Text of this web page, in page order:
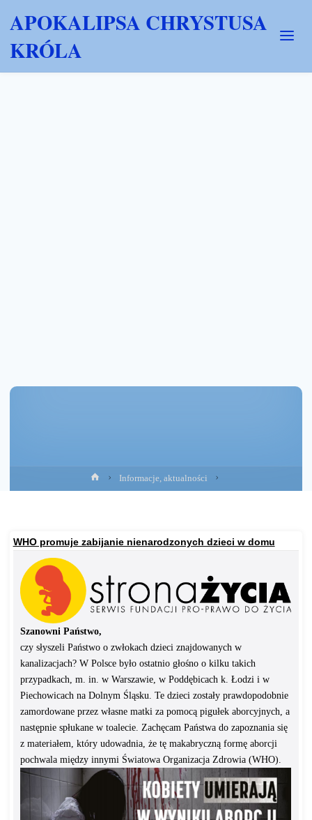
APOKALIPSA CHRYSTUSA
KRÓLA
Strona
główna
Informacje, aktualności
WHO promuje zabijanie nienarodzonych dzieci w domu
Szanowni Państwo,
czy słyszeli Państwo o zwłokach dzieci znajdowanych w
kanalizacjach? W Polsce było ostatnio głośno o kilku takich
przypadkach, m. in. w Warszawie, w Poddębicach k. Łodzi i w
Piechowicach na Dolnym Śląsku. Te dzieci zostały prawdopodobnie
zamordowane przez własne matki za pomocą pigułek aborcyjnych, a
następnie spłukane w toalecie. Zachęcam Państwa do zapoznania się
z materiałem, który udowadnia, że tę makabryczną formę aborcji
pochwala między innymi Światowa Organizacja Zdrowia (WHO).